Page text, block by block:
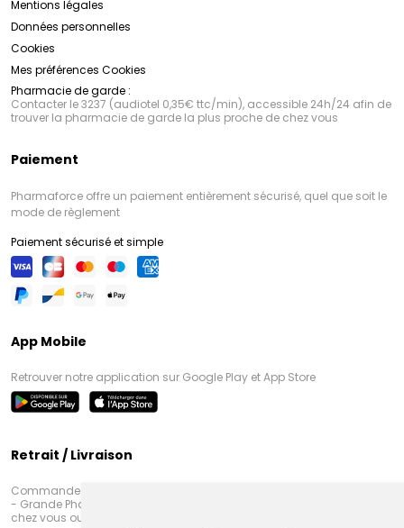
Mentions légales
Données personnelles
Cookies
Mes préférences Cookies
Pharmacie de garde :
Contacter le 3237 (audiotel 0,35€ ttc/min), accessible 24h/24 afin de
trouver la pharmacie de garde la plus proche de chez vous
Paiement
Pharmaforce offre un paiement entièrement sécurisé, quel que soit le
mode de règlement
Paiement sécurisé et simple
App Mobile
Retrouver notre application sur Google Play et App Store
Retrait / Livraison
Commandez en ligne et venez chercher votre commande à Amiens
- Grande Pharmacie d’Amiens (Fachon) ou recevez-là rapidement
chez vous ou en point retrait